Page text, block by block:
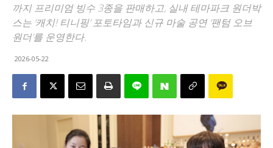
까지 프리미엄 빙수 3종을 판매하고, 실내 테마파크 원더박
스는 ‘캐치! 티니핑’ 포토타임과 신규 마술 공연 ‘팬텀 오브
원더’를 운영한다.
2026-05-22